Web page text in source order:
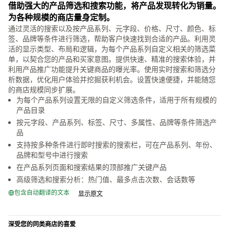
借助强大的产品筛选和搜索功能，将产品发现转化为销量。
为各种规模的商店量身定制。
通过灵活的搜索以及按产品系列、元字段、价格、尺寸、颜色、标
签、品牌等条件进行筛选，帮助客户快速找到合适的产品。利用灵
活的显示类型、布局和逻辑，为每个产品系列自定义相关的筛选菜
单，以契合您的产品和买家意图。提供快速、精准的搜索体验，并
利用产品推广功能提升关键商品的曝光率。使用实时搜索和筛选分
析数据，优化用户体验并挖掘获利机会。设置快速便捷，并能随您
的商店规模同步扩展。
为每个产品系列设置无限的自定义筛选条件，适用于所有规模的
产品目录
按元字段、产品系列、标签、尺寸、多属性、品牌等条件筛选产
品
支持按多种条件进行即时搜索的搜索栏，可在产品系列、年份、
品牌和型号中进行搜索
在产品系列页面和搜索结果的顶部推广关键产品
高级筛选和搜索分析：热门值、最多点击次数、会话数等
包含自动翻译的文本 显示原文
深受您的同类商店的喜爱